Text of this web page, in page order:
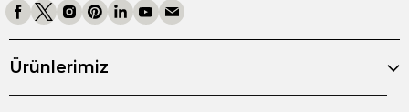
Ürünlerimiz